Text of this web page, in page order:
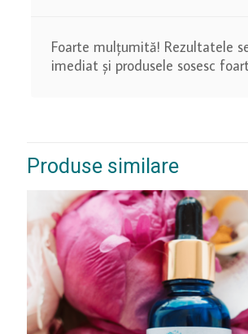
Foarte mulțumită! Rezultatele
imediat și produsele sosesc
Produse similare